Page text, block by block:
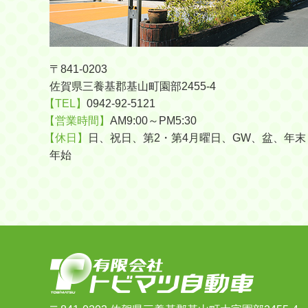
〒841-0203
佐賀県三養基郡基山町園部2455-4
【TEL】 0942-92-5121
【営業時間】 AM9:00～PM5:30
【休日】
日、祝日、第2・第4月曜日、GW、盆、年末
年始